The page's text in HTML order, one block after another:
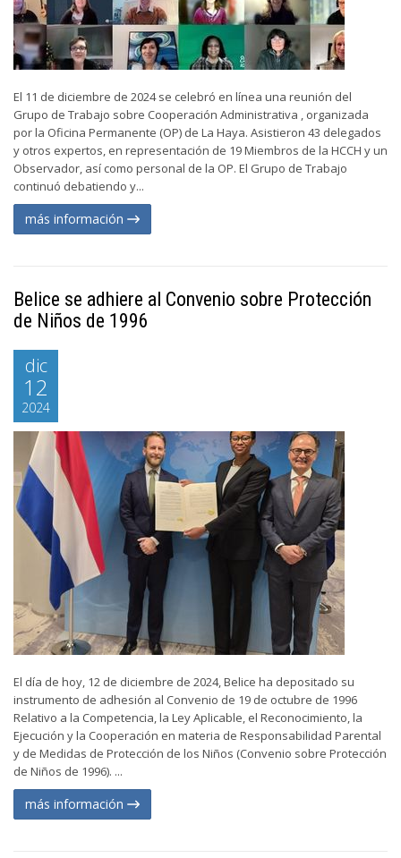
El 11 de diciembre de 2024 se celebró en línea una reunión del
Grupo de Trabajo sobre Cooperación Administrativa , organizada
por la Oficina Permanente (OP) de La Haya. Asistieron 43 delegados
y otros expertos, en representación de 19 Miembros de la HCCH y un
Observador, así como personal de la OP. El Grupo de Trabajo
continuó debatiendo y...
más información
Belice se adhiere al Convenio sobre Protección
de Niños de 1996
dic
12
2024
El día de hoy, 12 de diciembre de 2024, Belice ha depositado su
instrumento de adhesión al Convenio de 19 de octubre de 1996
Relativo a la Competencia, la Ley Aplicable, el Reconocimiento, la
Ejecución y la Cooperación en materia de Responsabilidad Parental
y de Medidas de Protección de los Niños (Convenio sobre Protección
de Niños de 1996). ...
más información